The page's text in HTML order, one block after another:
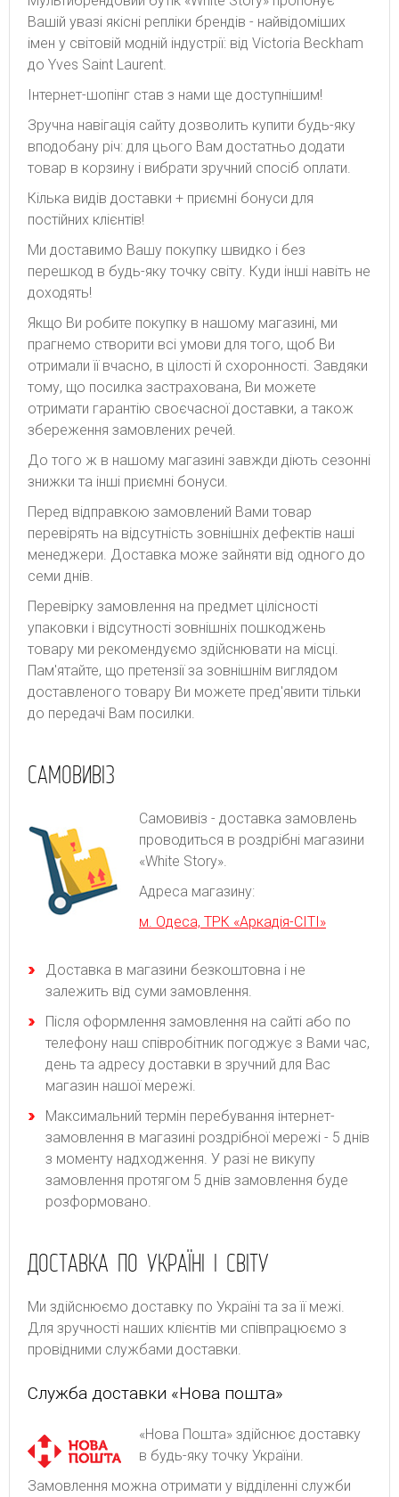
Вашій увазі якісні репліки брендів - найвідоміших
імен у світовій модній індустрії: від Victoria Beckham
до Yves Saint Laurent.
Інтернет-шопінг став з нами ще доступнішим!
Зручна навігація сайту дозволить купити будь-яку
вподобану річ: для цього Вам достатньо додати
товар в корзину і вибрати зручний спосіб оплати.
Кілька видів доставки + приємні бонуси для
постійних клієнтів!
Ми доставимо Вашу покупку швидко і без
перешкод в будь-яку точку світу. Куди інші навіть не
доходять!
Якщо Ви робите покупку в нашому магазині, ми
прагнемо створити всі умови для того, щоб Ви
отримали її вчасно, в цілості й схоронності. Завдяки
тому, що посилка застрахована, Ви можете
отримати гарантію своєчасної доставки, а також
збереження замовлених речей.
До того ж в нашому магазині завжди діють сезонні
знижки та інші приємні бонуси.
Перед відправкою замовлений Вами товар
перевірять на відсутність зовнішніх дефектів наші
менеджери. Доставка може зайняти від одного до
семи днів.
Перевірку замовлення на предмет цілісності
упаковки і відсутності зовнішніх пошкоджень
товару ми рекомендуємо здійснювати на місці.
Пам'ятайте, що претензії за зовнішнім виглядом
доставленого товару Ви можете пред'явити тільки
до передачі Вам посилки.
САМОВИВІЗ
Самовивіз - доставка замовлень
проводиться в роздрібні магазини
«White Story».
Адреса магазину:
м. Одеса, ТРК «Аркадія-СІТІ»
Доставка в магазини безкоштовна і не
залежить від суми замовлення.
Після оформлення замовлення на сайті або по
телефону наш співробітник погоджує з Вами час,
день та адресу доставки в зручний для Вас
магазин нашої мережі.
Максимальний термін перебування інтернет-
замовлення в магазині роздрібної мережі - 5 днів
з моменту надходження. У разі не викупу
замовлення протягом 5 днів замовлення буде
розформовано.
ДОСТАВКА ПО УКРАЇНІ І СВІТУ
Ми здійснюємо доставку по Україні та за її межі.
Для зручності наших клієнтів ми співпрацюємо з
провідними службами доставки.
Служба доставки «Нова пошта»
«Нова Пошта» здійснює доставку
в будь-яку точку України.
Замовлення можна отримати у відділенні служби